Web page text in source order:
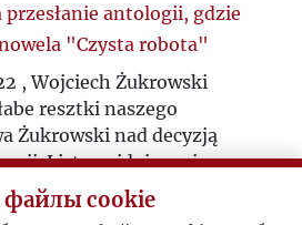
antologii, gdzie
"Czysta robota"
, Wojciech Żukrowski
resztki naszego
Żukrowski nad decyzją
List znajdujący się w
Jerzego Giedroycia, tak
do Gustawa Herlinga-
cookie